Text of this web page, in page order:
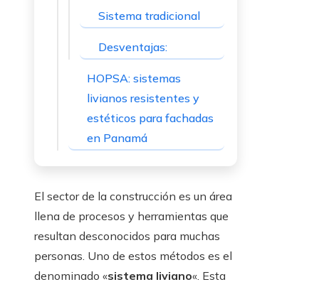
Sistema tradicional
Desventajas:
HOPSA: sistemas
livianos resistentes y
estéticos para fachadas
en Panamá
El sector de la construcción es un área
llena de procesos y herramientas que
resultan desconocidos para muchas
personas. Uno de estos métodos es el
denominado «sistema liviano«. Esta